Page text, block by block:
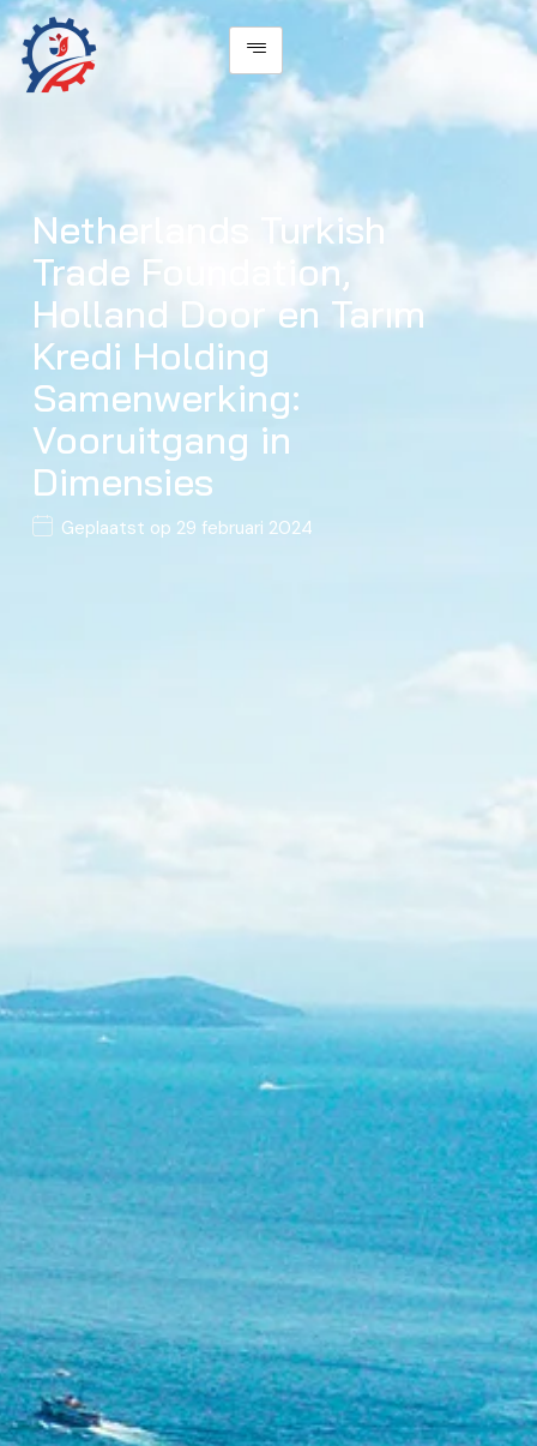
Netherlands Turkish
Trade Foundation,
Holland Door en Tarım
Kredi Holding
Samenwerking:
Vooruitgang in
Dimensies
Geplaatst op 29 februari 2024